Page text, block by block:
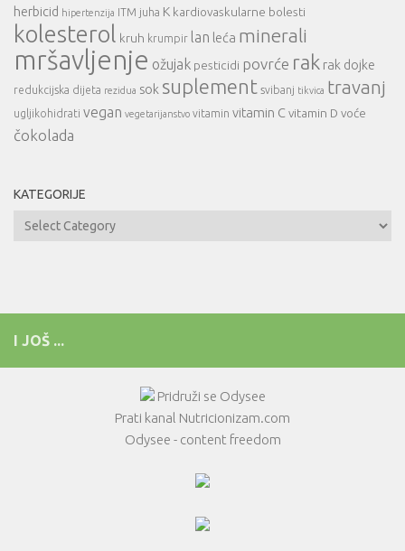
herbicid hipertenzija ITM juha K kardiovaskularne bolesti
kolesterol kruh krumpir lan leća minerali
mršavljenje ožujak pesticidi povrće rak rak dojke
redukcijska dijeta rezidua sok suplement svibanj tikvica travanj
ugljikohidrati vegan vegetarijanstvo vitamin vitamin C vitamin D voće
čokolada
KATEGORIJE
Kategorije
I JOŠ ...
Pridruži se Odysee
Prati kanal Nutricionizam.com
Odysee - content freedom